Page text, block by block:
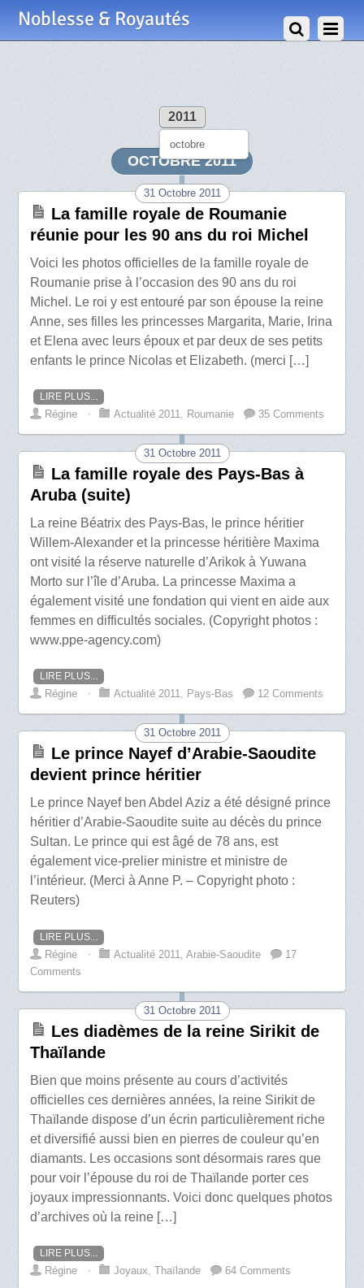
Noblesse & Royautés
2011
octobre
OCTOBRE 2011
31 Octobre 2011
La famille royale de Roumanie
réunie pour les 90 ans du roi Michel
Voici les photos officielles de la famille royale de
Roumanie prise à l’occasion des 90 ans du roi
Michel. Le roi y est entouré par son épouse la reine
Anne, ses filles les princesses Margarita, Marie, Irina
et Elena avec leurs époux et par deux de ses petits
enfants le prince Nicolas et Elizabeth. (merci […]
LIRE PLUS...
Régine ⋅ Actualité 2011, Roumanie 35 Comments
31 Octobre 2011
La famille royale des Pays-Bas à
Aruba (suite)
La reine Béatrix des Pays-Bas, le prince héritier
Willem-Alexander et la princesse héritière Maxima
ont visité la réserve naturelle d’Arikok à Yuwana
Morto sur l’île d’Aruba. La princesse Maxima a
également visité une fondation qui vient en aide aux
femmes en difficultés sociales. (Copyright photos :
www.ppe-agency.com)
LIRE PLUS...
Régine ⋅ Actualité 2011, Pays-Bas 12 Comments
31 Octobre 2011
Le prince Nayef d’Arabie-Saoudite
devient prince héritier
Le prince Nayef ben Abdel Aziz a été désigné prince
héritier d’Arabie-Saoudite suite au décès du prince
Sultan. Le prince qui est âgé de 78 ans, est
également vice-prelier ministre et ministre de
l’intérieur. (Merci à Anne P. – Copyright photo :
Reuters)
LIRE PLUS...
Régine ⋅ Actualité 2011 ,Arabie-Saoudite
17
Comments
31 Octobre 2011
Les diadèmes de la reine Sirikit de
Thaïlande
Bien que moins présente au cours d’activités
officielles ces dernières années, la reine Sirikit de
Thaïlande dispose d’un écrin particulièrement riche
et diversifié aussi bien en pierres de couleur qu’en
diamants. Les occasions sont désormais rares que
pour voir l’épouse du roi de Thaïlande porter ces
joyaux impressionnants. Voici donc quelques photos
d’archives où la reine […]
LIRE PLUS...
Régine ⋅ Joyaux ,Thaïlande 64 Comments